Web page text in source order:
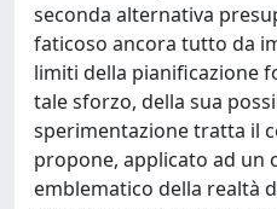
seconda alternativa
faticoso ancora tutto da
limiti della pianificazione
tale sforzo, della sua
sperimentazione tratta il
propone, applicato ad un
emblematico della realtà